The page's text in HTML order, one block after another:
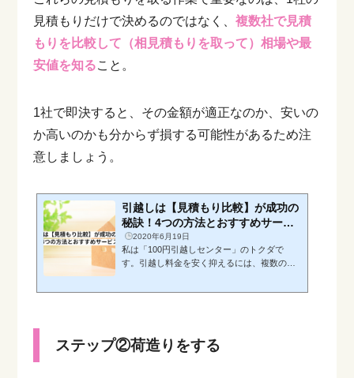
見積もりだけで決めるのではなく、複数社で見積
もりを比較して（相見積もりを取って）相場や最
安値を知ること。
1社で即決すると、その金額が適正なのか、安いの
か高いのかも分からず損する可能性があるため注
意しましょう。
引越しは【見積もり比較】が成功の
秘訣！4つの方法とおすすめサービ
ス2020年6月19日
私は「100円引越しセンター」のトクダで
す。引越し料金を安く抑えるには、複数の引
た…」というように、後々後悔することにな
ステップ②荷造りをする